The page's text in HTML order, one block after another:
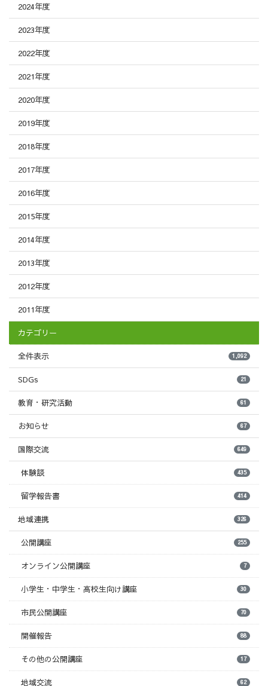
2024年度
2023年度
2022年度
2021年度
2020年度
2019年度
2018年度
2017年度
2016年度
2015年度
2014年度
2013年度
2012年度
2011年度
カテゴリー
全件表示 1,092
SDGs 21
教育・研究活動 61
お知らせ 67
国際交流 649
体験談 435
留学報告書 414
地域連携 326
公開講座 255
オンライン公開講座 7
小学生・中学生・高校生向け講座 30
市民公開講座 70
開催報告 88
その他の公開講座 17
地域交流 62